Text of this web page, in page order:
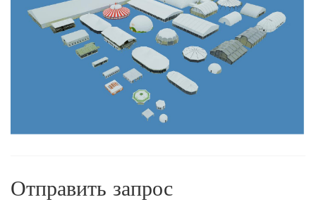
Отправить запрос